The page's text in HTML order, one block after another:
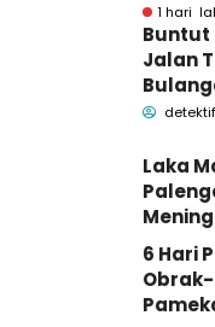
1 hari
Buntut
Jalan
di
Laka
6 Hari
Obrak-